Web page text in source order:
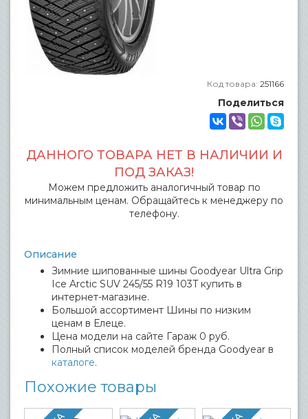
Код товара: 251166
Поделиться
ДАННОГО ТОВАРА НЕТ В НАЛИЧИИ И
ПОД ЗАКАЗ!
Можем предложить аналогичный товар по
минимальным ценам. Обращайтесь к менеджеру по
телефону.
Описание
Зимние шипованные шины Goodyear Ultra Grip
Ice Arctic SUV 245/55 R19 103T купить в
интернет-магазине.
Большой ассортимент Шины по низким
ценам в Елеце.
Цена модели на сайте Гараж 0 руб.
Полный список моделей бренда Goodyear в
каталоге.
Похожие товары